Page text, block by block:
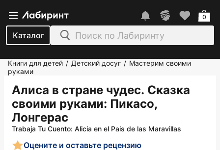
Каталог
0
Книги для детей / Детский досуг / Мастерим своими
руками
Алиса в стране чудес. Сказка
своими руками: Пикасо,
Лонгерас
Trabaja Tu Cuento: Alicia en el Pais de las Maravillas
Оцените и оставьте рецензию